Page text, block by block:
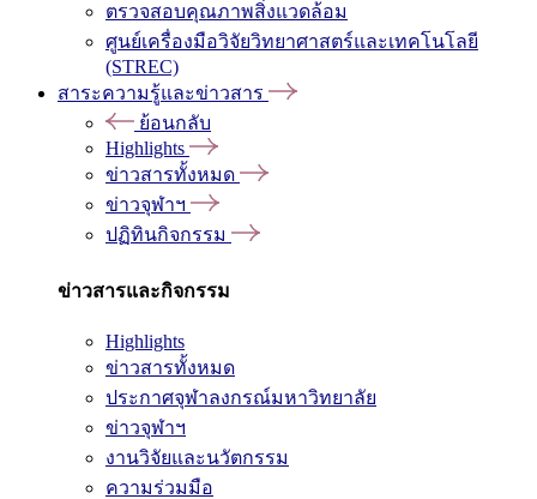
ตรวจสอบคุณภาพสิ่งแวดล้อม
ศูนย์เครื่องมือวิจัยวิทยาศาสตร์และเทคโนโลยี
(STREC)
สาระความรู้และข่าวสาร
ย้อนกลับ
Highlights
ข่าวสารทั้งหมด
ข่าวจุฬาฯ
ปฏิทินกิจกรรม
ข่าวสารและกิจกรรม
Highlights
ข่าวสารทั้งหมด
ประกาศจุฬาลงกรณ์มหาวิทยาลัย
ข่าวจุฬาฯ
งานวิจัยและนวัตกรรม
ความร่วมมือ